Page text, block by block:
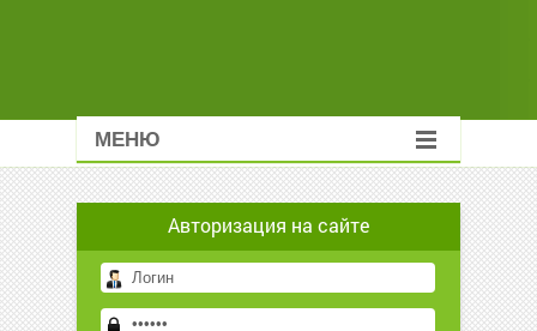
МЕНЮ
Авторизация на сайте